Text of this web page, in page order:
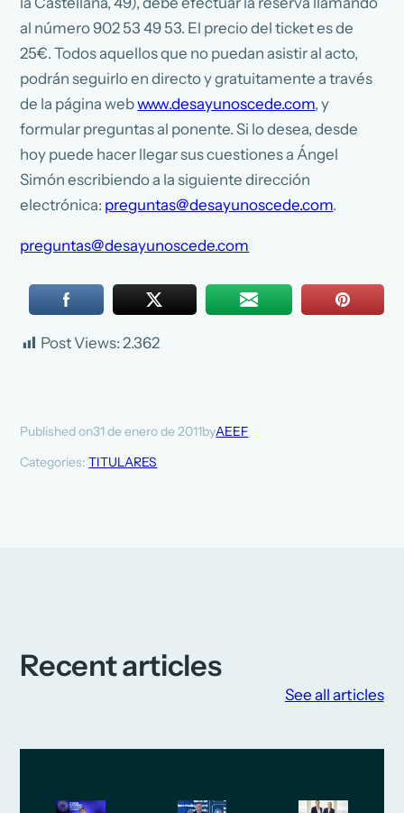
al número 902 53 49 53. El precio del ticket es de
25€. Todos aquellos que no puedan asistir al acto,
podrán seguirlo en directo y gratuitamente a través
de la página webwww.desayunoscede.com, y
formular preguntas al ponente. Si lo desea, desde
hoy puede hacer llegar sus cuestiones a Ángel
Simón escribiendo a la siguiente dirección
electrónica: preguntas@desayunoscede.com.
preguntas@desayunoscede.com
Post Views: 2.362
Published on31 de enero de 2011byAEEF
Categories:TITULARES
Recent articles
See all articles